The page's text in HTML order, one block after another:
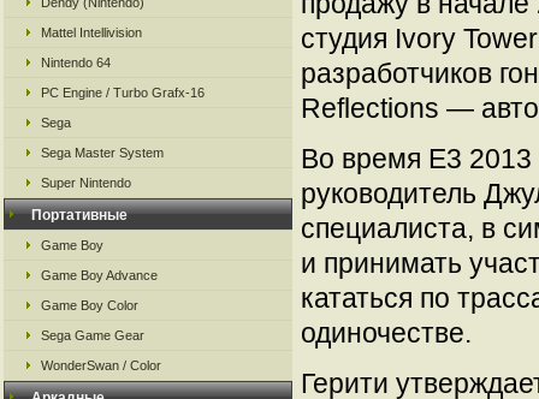
Mattel Intellivision
Nintendo 64
PC Engine / Turbo Grafx-16
Sega
Sega Master System
Super Nintendo
Портативные
Game Boy
Game Boy Advance
Game Boy Color
Sega Game Gear
WonderSwan / Color
студия Ivory
разработчиков
Reflections —
Во время Е3 2013
руководитель
специалиста, в
и принимать
кататься по
одиночестве.
Герити